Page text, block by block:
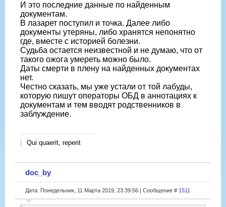
И это последние данные по найденным
документам.
В лазарет поступил и точка. Далее либо
документы утеряны, либо хранятся непонятно
где, вместе с историей болезни.
Судьба остается неизвестной и не думаю, что от
такого ожога умереть можно было.
Даты смерти в плену на найденных документах
нет.
Честно сказать, мы уже устали от той лабуды,
которую пишут операторы ОБД в аннотациях к
документам и тем вводят родственников в
заблуждение.
Qui quaerit, reperit
doc_by
Дата: Понедельник, 11 Марта 2019, 23:39:56 | Сообщение # 1511